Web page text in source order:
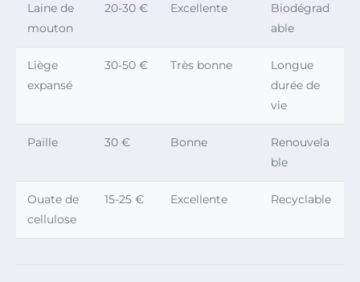
Laine de
mouton
20-30 € Excellente
Biodégrad
able
Liège
expansé
30-50 € Très bonne
Longue
durée de
vie
Paille 30 € Bonne
Renouvela
ble
Ouate de
cellulose
15-25 € Excellente Recyclable